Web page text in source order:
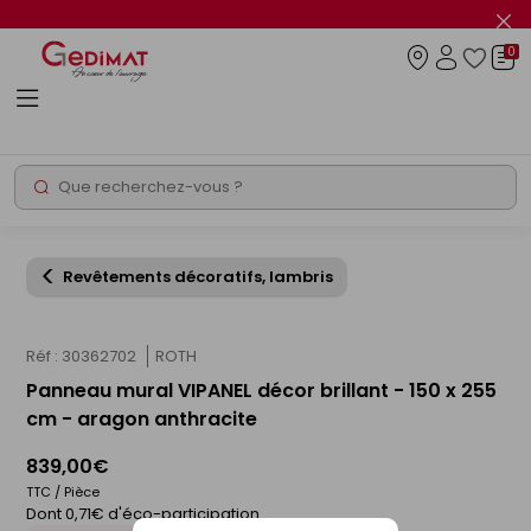
le
info
Rechercher
0
Revêtements décoratifs, lambris
Réf : 30362702 ROTH
Panneau mural VIPANEL décor brillant - 150 x 255
cm - aragon anthracite
839,00€
TTC / Pièce
Dont 0,71€ d'éco-participation